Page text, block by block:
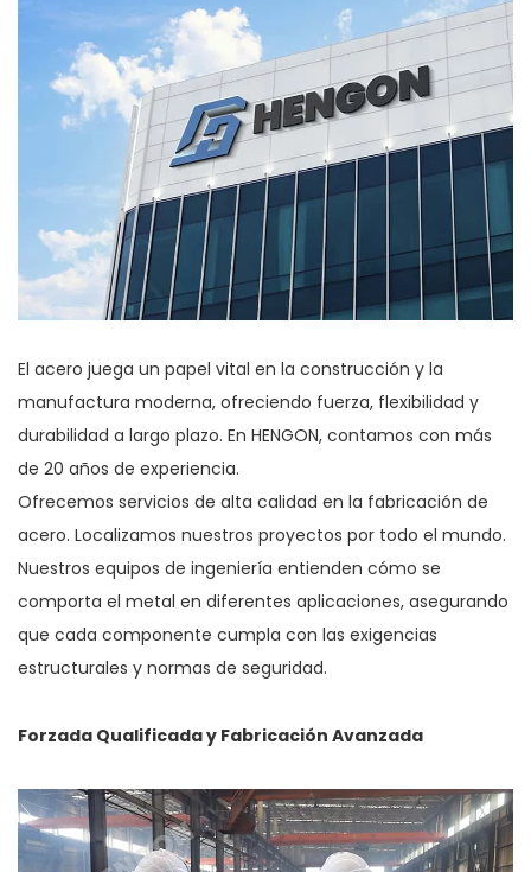
El acero juega un papel vital en la construcción y la
manufactura moderna, ofreciendo fuerza, flexibilidad y
durabilidad a largo plazo. En HENGON, contamos con más
de 20 años de experiencia.
Ofrecemos servicios de alta calidad en la fabricación de
acero. Localizamos nuestros proyectos por todo el mundo.
Nuestros equipos de ingeniería entienden cómo se
comporta el metal en diferentes aplicaciones, asegurando
que cada componente cumpla con las exigencias
estructurales y normas de seguridad.
Forzada Qualificada y Fabricación Avanzada